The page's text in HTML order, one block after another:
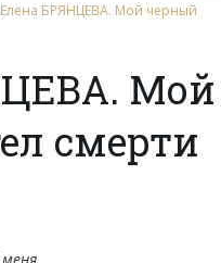
Елена БРЯНЦЕВА. Мой черный
Мой
смерти